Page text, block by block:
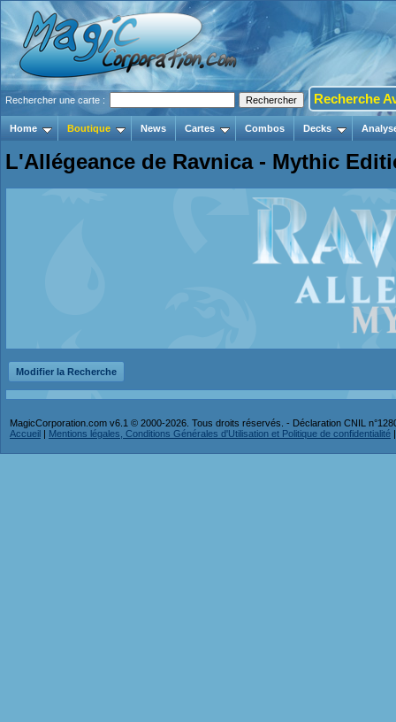
Rechercher une carte : Recherche
Home Boutique News Cartes Combos Decks
L'Allégeance de Ravnica - Mythic
Modifier la Recherche
MagicCorporation.com v6.1 © 2000-2026. Tous droits réservés. - Déclaration CNIL
Accueil | Mentions légales, Conditions Générales d'Utilisation et Politique de confidentialité